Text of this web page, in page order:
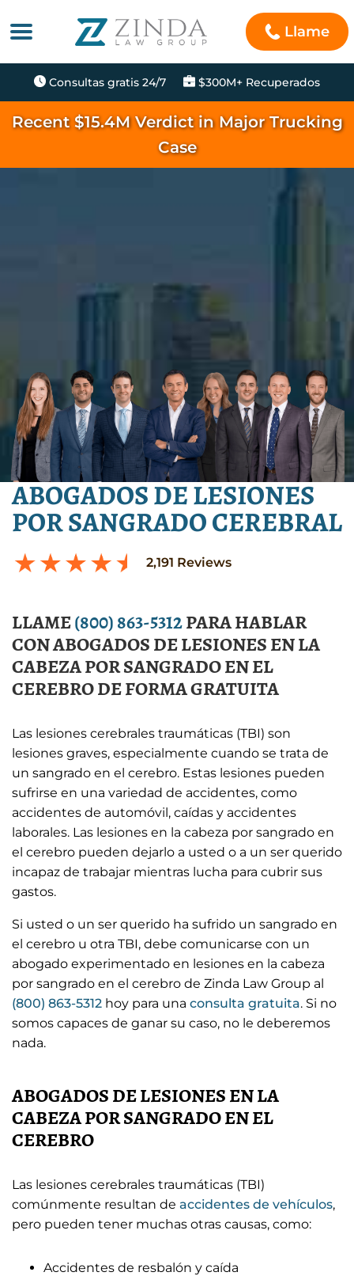
Llame
Consultas gratis 24/7 $300M+ Recuperados
Recent $15.4M Verdict in Major Trucking
Case
ABOGADOS DE LESIONES
POR SANGRADO CEREBRAL
2,191 Reviews
LLAME(800) 863-5312PARA HABLAR
CON ABOGADOS DE LESIONES EN LA
CABEZA POR SANGRADO EN EL
CEREBRO DE FORMA GRATUITA
Las lesiones cerebrales traumáticas (TBI) son
lesiones graves, especialmente cuando se trata de
un sangrado en el cerebro. Estas lesiones pueden
sufrirse en una variedad de accidentes, como
accidentes de automóvil, caídas y accidentes
laborales. Las lesiones en la cabeza por sangrado en
el cerebro pueden dejarlo a usted o a un ser querido
incapaz de trabajar mientras lucha para cubrir sus
gastos.
Si usted o un ser querido ha sufrido un sangrado en
el cerebro u otra TBI, debe comunicarse con un
abogado experimentado en lesiones en la cabeza
por sangrado en el cerebro de Zinda Law Group al
(800) 863-5312 hoy para una consulta gratuita. Si no
somos capaces de ganar su caso, no le deberemos
nada.
ABOGADOS DE LESIONES EN LA
CABEZA POR SANGRADO EN EL
CEREBRO
Las lesiones cerebrales traumáticas (TBI)
comúnmente resultan de accidentes de vehículos,
pero pueden tener muchas otras causas, como:
Accidentes de resbalón y caída